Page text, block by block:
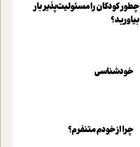
چطور کودکان را مسئولیت‌پذیر بار
بیاورید؟
خودشناسی
چرا از خودم متنفرم؟